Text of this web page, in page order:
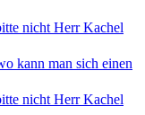
nicht Herr Kachel
kann man sich einen
nicht Herr Kachel